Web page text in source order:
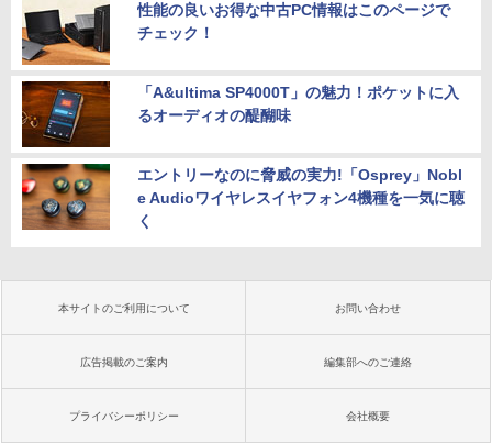
性能の良いお得な中古PC情報はこのページで
チェック！
「A&ultima SP4000T」の魅力！ポケットに入
るオーディオの醍醐味
エントリーなのに脅威の実力!「Osprey」Nobl
e Audioワイヤレスイヤフォン4機種を一気に聴
く
本サイトのご利用について お問い合わせ
広告掲載のご案内 編集部へのご連絡
プライバシーポリシー 会社概要